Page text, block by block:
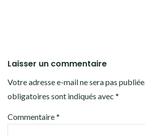
Laisser un commentaire
Votre adresse e-mail ne sera pas publiée.
obligatoires sont indiqués avec *
Commentaire*